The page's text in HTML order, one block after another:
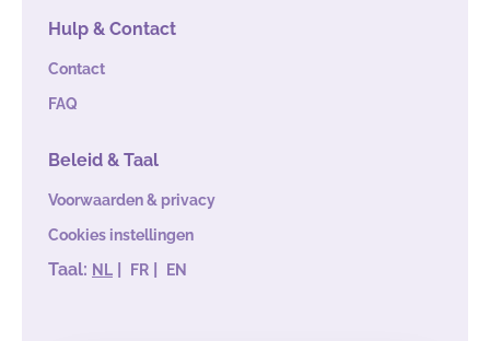
Hulp & Contact
Contact
FAQ
Beleid & Taal
Voorwaarden & privacy
Cookies instellingen
Taal: NL | FR | EN